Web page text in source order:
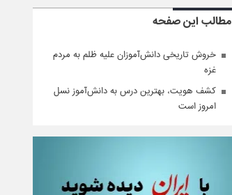
مطالب این صفحه
خروش تاریخی دانش‌آموزان علیه ظلم به مردم
غزه
کشف هویت، بهترین درس به دانش‌آموز نسل
امروز است